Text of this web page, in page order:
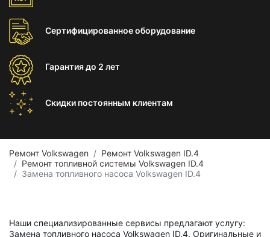
Сертифицированноеоборудование
Гарантиядо 2 лет
Скидки постоянным клиентам
Ремонт Volkswagen
Ремонт Volkswagen ID.4
Ремонт топливной системы Volkswagen ID.4
Замена топливного насоса Volkswagen ID.4
Наши специализированные сервисы предлагают услугу:
Замена топливного насоса Volkswagen ID.4. Оригинальные и